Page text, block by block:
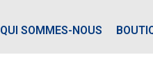
QUI SOMMES-NOUS